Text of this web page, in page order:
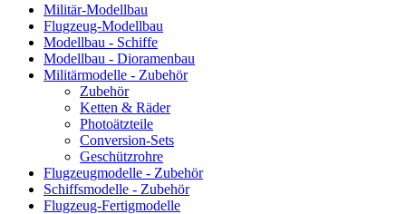
Militär-Modellbau
Flugzeug-Modellbau
Modellbau - Schiffe
Modellbau - Dioramenbau
Militärmodelle - Zubehör
Zubehör
Ketten & Räder
Photoätzteile
Conversion-Sets
Geschützrohre
Flugzeugmodelle - Zubehör
Schiffsmodelle - Zubehör
Flugzeug-Fertigmodelle